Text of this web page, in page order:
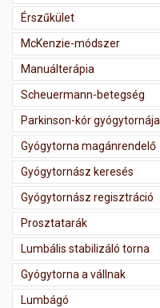
Érszűkület
McKenzie-módszer
Manuálterápia
Scheuermann-betegség
Parkinson-kór gyógytornája
Gyógytorna magánrendelő
Gyógytornász keresés
Gyógytornász regisztráció
Prosztatarák
Lumbális stabilizáló torna
Gyógytorna a vállnak
Lumbágó